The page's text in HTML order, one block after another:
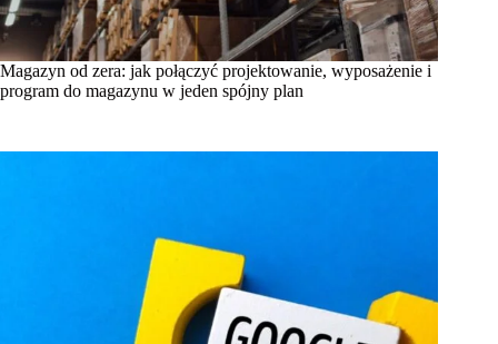
Magazyn od zera: jak połączyć projektowanie, wyposażenie i
program do magazynu w jeden spójny plan